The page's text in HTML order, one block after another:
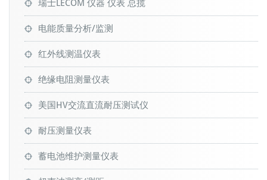
瑞士LECOM 仪器 仪表 总揽
电能质量分析/监测
红外线测温仪表
绝缘电阻测量仪表
美国HV交流直流耐压测试仪
耐压测量仪表
蓄电池维护测量仪表